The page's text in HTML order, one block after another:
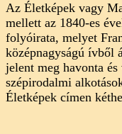
Az Életképek vagy
mellett az 1840-es
folyóirata, melyet
középnagyságú ívből
jelent meg havonta
szépirodalmi
Életképek címen